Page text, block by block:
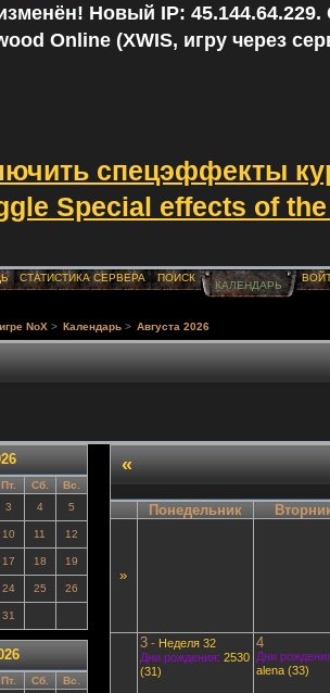
Новый IP: 45.144.64.229.
Online (XWIS, игру через
спецэффекты
Special effects of
СТАТИСТИКА СЕРВЕРА ПОИСК
КАЛЕНДАРЬ
NoX > Календарь > Августа 2026
Пт. Сб.
Вс.
3 4 5
10 11 12
17 18 19
24 25 26
31
Пт. Сб.
Вс.
«
Понедельник
»
3- Неделя 32
Дни рождения: 2530
(31)
4
Дни
alena (33)